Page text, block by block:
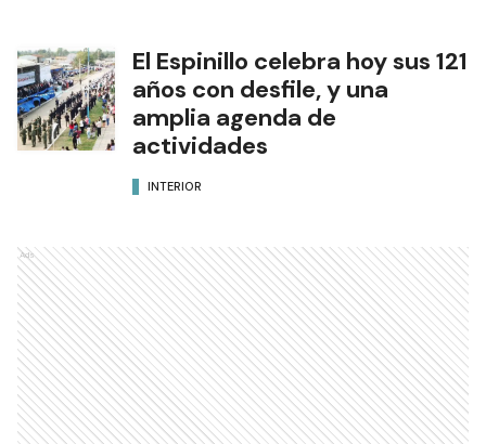
El Espinillo celebra hoy sus 121
años con desfile, y una
amplia agenda de
actividades
INTERIOR
Ads